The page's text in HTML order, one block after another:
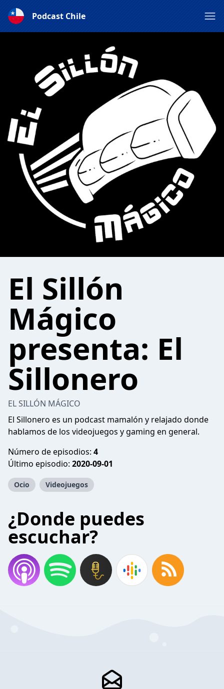
Podcast Chile
El Sillón
Mágico
presenta: El
Sillonero
EL SILLÓN MÁGICO
El Sillonero es un podcast mamalón y relajado donde
hablamos de los videojuegos y gaming en general.
Número de episodios: 4
Último episodio: 2020-09-01
Ocio Videojuegos
¿Donde puedes
escuchar?